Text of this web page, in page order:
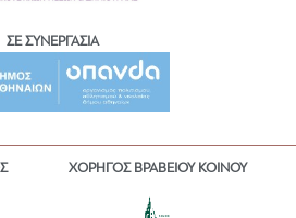
ΣΕ ΣΥΝΕΡΓΑΣΙΑ
ΧΟΡΗΓΟΣ ΒΡΑΒΕΙΟΥ ΚΟΙΝΟΥ